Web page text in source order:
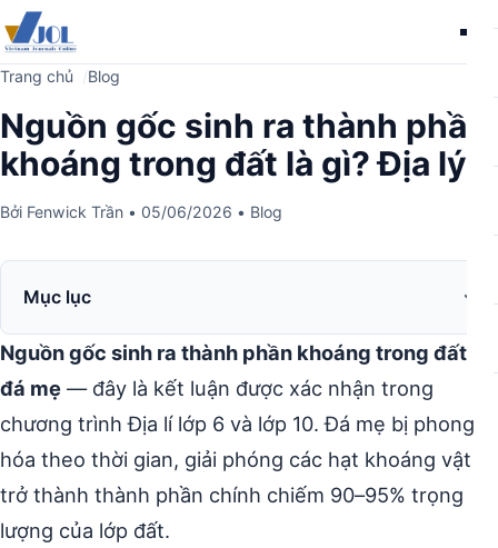
Trang chủ Blog
Nguồn gốc sinh ra thành phần
khoáng trong đất là gì? Địa lý 6
Bởi Fenwick Trần • 05/06/2026 • Blog
Mục lục
Nguồn gốc sinh ra thành phần khoáng trong đất là
đá mẹ — đây là kết luận được xác nhận trong
chương trình Địa lí lớp 6 và lớp 10. Đá mẹ bị phong
hóa theo thời gian, giải phóng các hạt khoáng vật
trở thành thành phần chính chiếm 90–95% trọng
lượng của lớp đất.